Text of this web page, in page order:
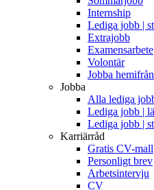
Internship
Lediga jobb |
Extrajobb
Examensarbete
Volontär
Jobba hemifrån
Jobba
Alla lediga
Lediga jobb |
Lediga jobb |
Karriärråd
Gratis CV-mall
Personligt brev
Arbetsintervju
CV